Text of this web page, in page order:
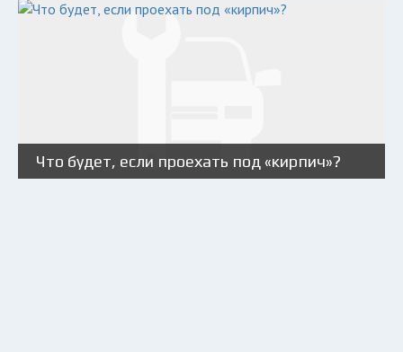
Что будет, если проехать под «кирпич»?